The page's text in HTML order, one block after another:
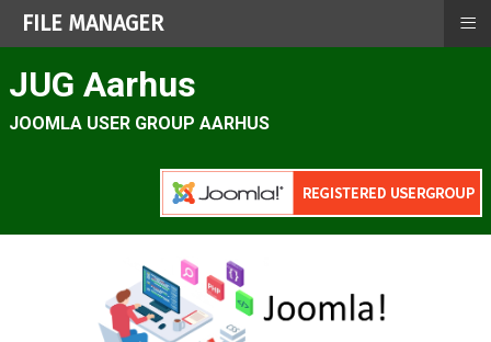
JUG Aarhus
JOOMLA USER GROUP AARHUS
FILE MANAGER ≡